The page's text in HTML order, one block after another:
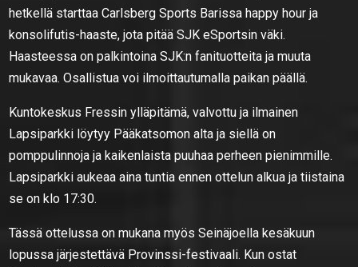
hetkellä starttaa Carlsberg Sports Barissa happy hour ja
konsolifutis-haaste, jota pitää SJK eSportsin väki.
Haasteessa on palkintoina SJK:n fanituotteita ja muuta
mukavaa. Osallistua voi ilmoittautumalla paikan päällä.
Kuntokeskus Fressin ylläpitämä, valvottu ja ilmainen
Lapsiparkki löytyy Pääkatsomon alta ja siellä on
pomppulinnoja ja kaikenlaista puuhaa perheen pienimmille.
Lapsiparkki aukeaa aina tuntia ennen ottelun alkua ja tiistaina
se on klo 17:30.
Tässä ottelussa on mukana myös Seinäjoella kesäkuun
lopussa järjestettävä Provinssi-festivaali. Kun ostat